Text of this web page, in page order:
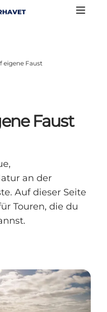
eigene Faust
Faust
an der
Auf dieser Seite
Touren, die du